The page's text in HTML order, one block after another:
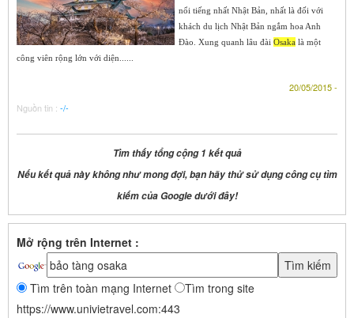
nổi tiếng nhất Nhật Bản, nhất là đối với
khách du lịch Nhật Bản ngắm hoa Anh
Đào. Xung quanh lâu đài Osaka là một
công viên rộng lớn với diện......
20/05/2015 -
Nguồn tin : -/-
Tìm thấy tổng cộng 1 kết quả
Nếu kết quả này không như mong đợi, bạn hãy thử sử dụng công cụ tìm
kiếm của Google dưới đây!
Mở rộng trên Internet :
Tìm trên toàn mạng Internet
Tìm trong site
https://www.univietravel.com:443